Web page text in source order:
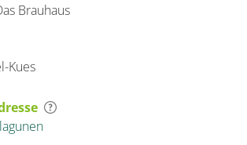
Brauhaus
Kues